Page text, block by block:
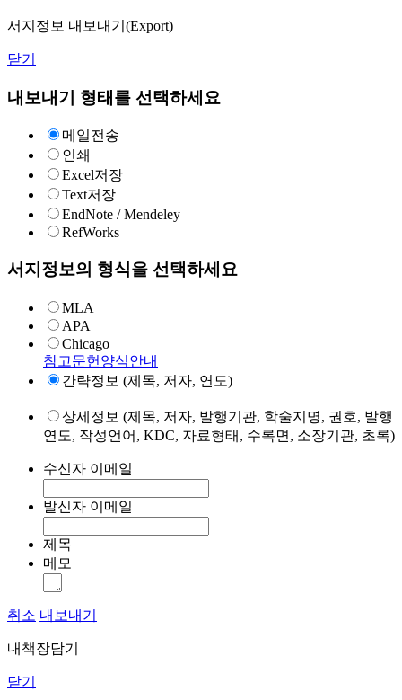
서지정보 내보내기(Export)
닫기
내보내기 형태를 선택하세요
메일전송
인쇄
Excel저장
Text저장
EndNote / Mendeley
RefWorks
서지정보의 형식을 선택하세요
MLA
APA
Chicago
참고문헌양식안내
간략정보 (제목, 저자, 연도)
상세정보 (제목, 저자, 발행기관, 학술지명, 권호, 발행
연도, 작성언어, KDC, 자료형태, 수록면, 소장기관, 초록)
수신자 이메일
발신자 이메일
제목
메모
취소 내보내기
내책장담기
닫기